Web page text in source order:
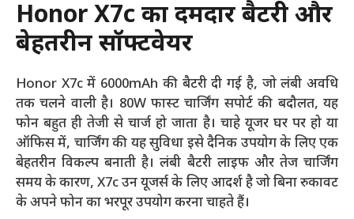
Honor X7c का दमदार बैटरी और
बेहतरीन सॉफ्टवेयर
Honor X7c में 6000mAh की बैटरी दी गई है, जो लंबी अवधि
तक चलने वाली है। 80W फास्ट चार्जिंग सपोर्ट की बदौलत, यह
फोन बहुत ही तेजी से चार्ज हो जाता है। चाहे यूजर घर पर हो या
ऑफिस में, चार्जिंग की यह सुविधा इसे दैनिक उपयोग के लिए एक
बेहतरीन विकल्प बनाती है। लंबी बैटरी लाइफ और तेज चार्जिंग
समय के कारण, X7c उन यूजर्स के लिए आदर्श है जो बिना रुकावट
के अपने फोन का भरपूर उपयोग करना चाहते हैं।